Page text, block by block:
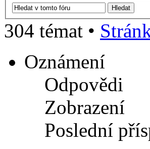
304 témat •
Oznámení
Odpovědi
Zobrazení
Poslední